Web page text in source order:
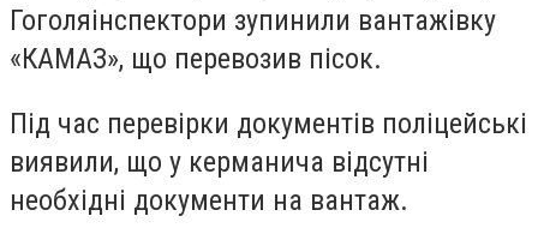
Гоголяінспектори зупинили вантажівку
«КАМАЗ», що перевозив пісок.
Під час перевірки документів поліцейські
виявили, що у керманича відсутні
необхідні документи на вантаж.